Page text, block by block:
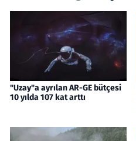
"Uzay"a ayrılan AR-GE bütçesi
10 yılda 107 kat arttı